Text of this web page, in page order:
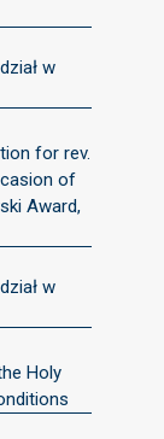
w
for rev.
of
Award,
w
Holy